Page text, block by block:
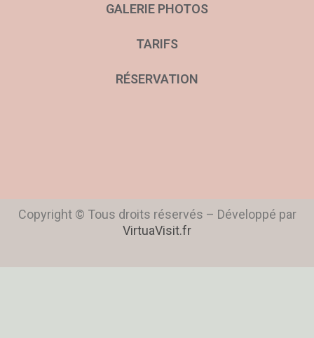
GALERIE PHOTOS
TARIFS
RÉSERVATION
Copyright © Tous droits réservés – Développé par
VirtuaVisit.fr